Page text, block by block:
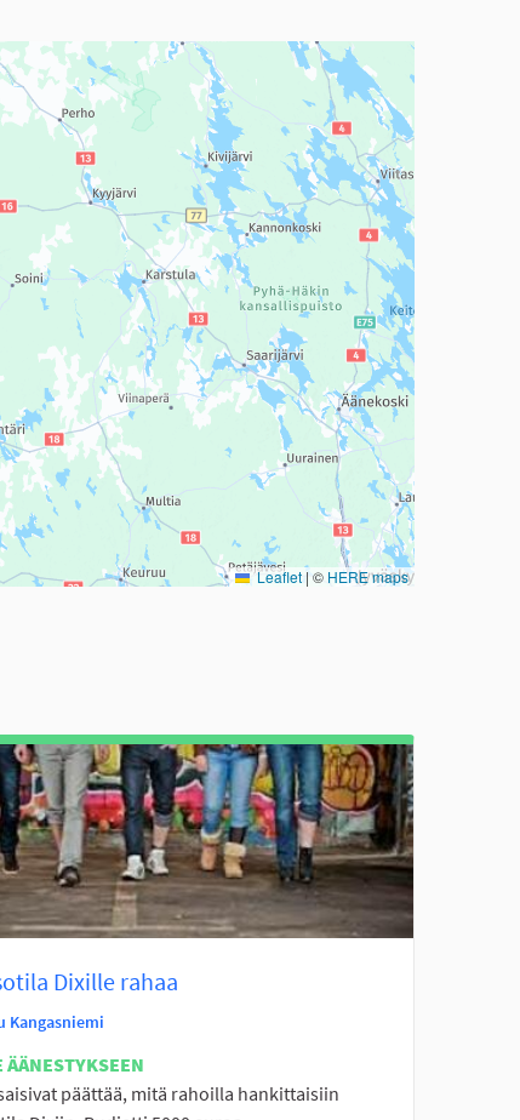
se voi olla vaikeaselkoinen.
Leaflet | © HERE maps
Dixille rahaa
Kangasniemi
ÄÄNESTYKSEEN
päättää, mitä rahoilla hankittaisiin